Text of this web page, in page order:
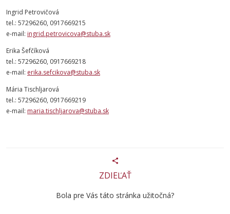
Ingrid Petrovičová
tel.: 57296260, 0917669215
e-mail: ingrid.petrovicova@stuba.sk
Erika Šefčíková
tel.: 57296260, 0917669218
e-mail: erika.sefcikova@stuba.sk
Mária Tischljarová
tel.: 57296260, 0917669219
e-mail: maria.tischljarova@stuba.sk
ZDIEĽAŤ
Bola pre Vás táto stránka užitočná?